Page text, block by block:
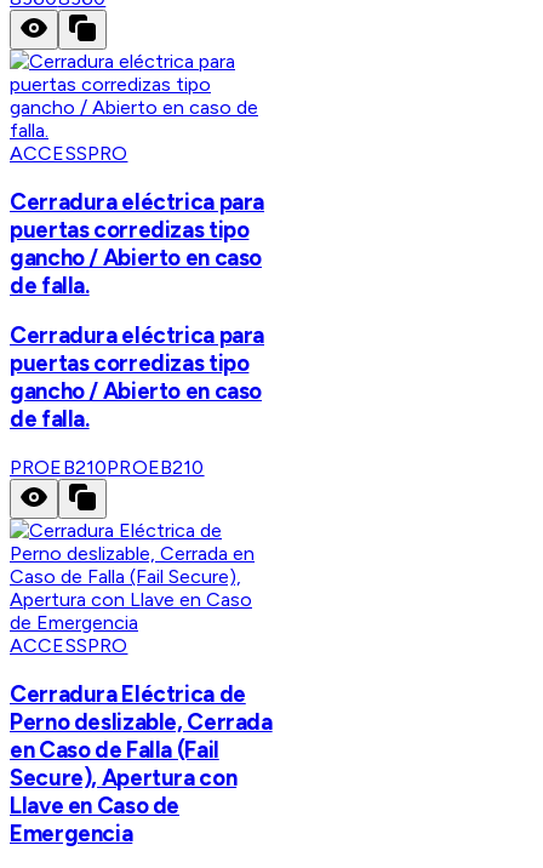
ACCESSPRO
Cerradura eléctrica para
puertas corredizas tipo
gancho / Abierto en caso
de falla.
Cerradura eléctrica para
puertas corredizas tipo
gancho / Abierto en caso
de falla.
PROEB210PROEB210
ACCESSPRO
Cerradura Eléctrica de
Perno deslizable, Cerrada
en Caso de Falla (Fail
Secure), Apertura con
Llave en Caso de
Emergencia